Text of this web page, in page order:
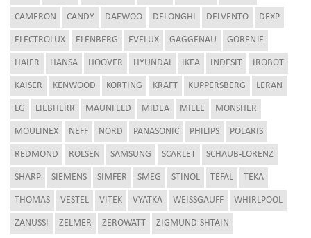
CAMERON CANDY DAEWOO DELONGHI DELVENTO DEXP
ELECTROLUX ELENBERG EVELUX GAGGENAU GORENJE
HAIER HANSA HOOVER HYUNDAI IKEA INDESIT IROBOT
KAISER KENWOOD KORTING KRAFT KUPPERSBERG LERAN
LG LIEBHERR MAUNFELD MIDEA MIELE MONSHER
MOULINEX NEFF NORD PANASONIC PHILIPS POLARIS
REDMOND ROLSEN SAMSUNG SCARLET SCHAUB-LORENZ
SHARP SIEMENS SIMFER SMEG STINOL TEFAL TEKA
THOMAS VESTEL VITEK VYATKA WEISSGAUFF WHIRLPOOL
ZANUSSI ZELMER ZEROWATT ZIGMUND-SHTAIN